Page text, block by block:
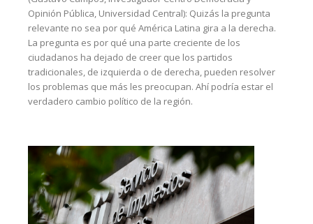
Opinión Pública, Universidad Central): Quizás la pregunta
relevante no sea por qué América Latina gira a la derecha.
La pregunta es por qué una parte creciente de los
ciudadanos ha dejado de creer que los partidos
tradicionales, de izquierda o de derecha, pueden resolver
los problemas que más les preocupan. Ahí podría estar el
verdadero cambio político de la región.